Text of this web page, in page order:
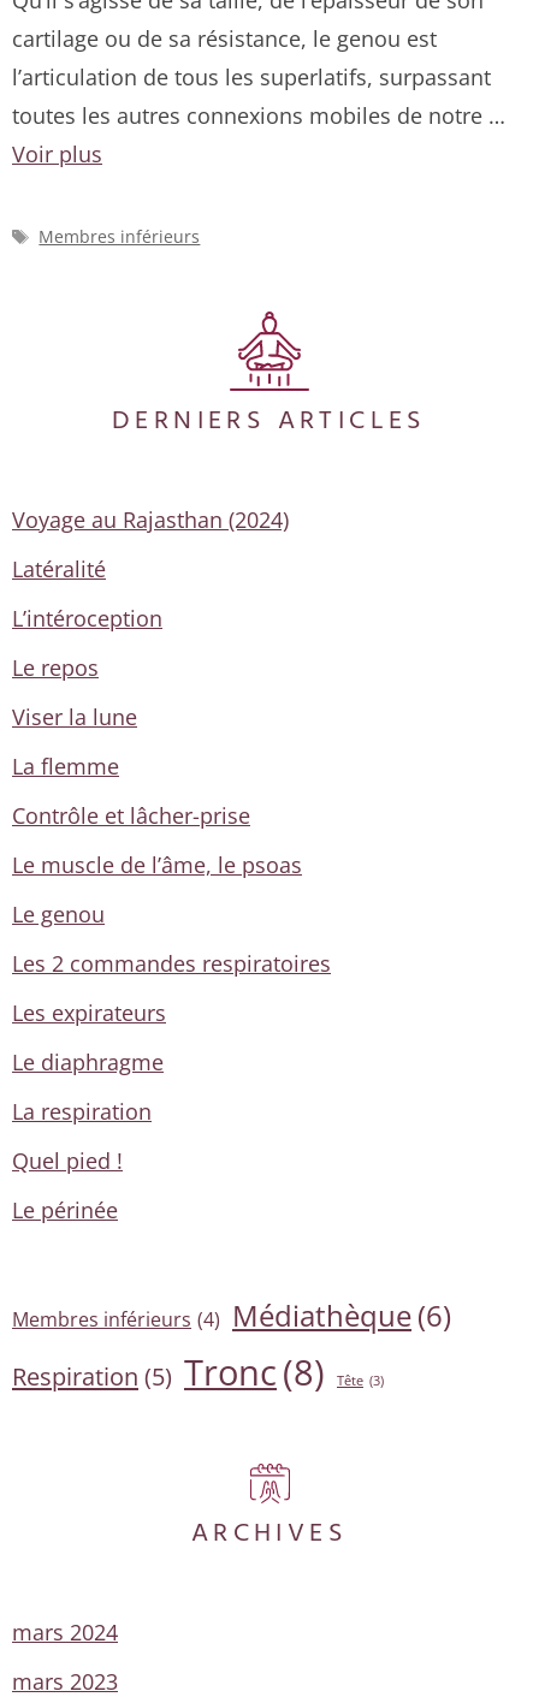
cartilage ou de sa résistance, le genou est
l’articulation de tous les superlatifs, surpassant
toutes les autres connexions mobiles de notre …
Voir plus
Étiquettes
Membres inférieurs
DERNIERS ARTICLES
Voyage au Rajasthan (2024)
Latéralité
L’intéroception
Le repos
Viser la lune
La flemme
Contrôle et lâcher-prise
Le muscle de l’âme, le psoas
Le genou
Les 2 commandes respiratoires
Les expirateurs
Le diaphragme
La respiration
Quel pied !
Le périnée
Membres inférieurs (4) Médiathèque(6)
Respiration (5) Tronc(8) Tête (3)
ARCHIVES
mars 2024
mars 2023